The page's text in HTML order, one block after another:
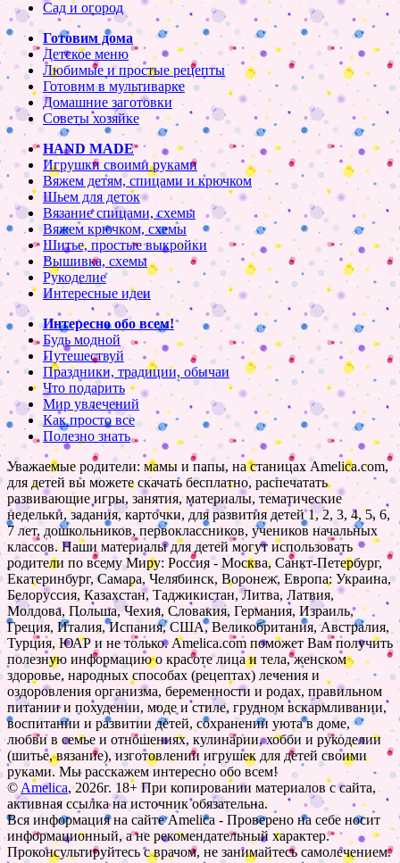
Сад и огород
Готовим дома
Детское меню
Любимые и простые рецепты
Готовим в мультиварке
Домашние заготовки
Советы хозяйке
HAND MADE
Игрушки своими руками
Вяжем детям, спицами и крючком
Шьем для деток
Вязание спицами, схемы
Вяжем крючком, схемы
Шитье, простые выкройки
Вышивка, схемы
Рукоделие
Интересные идеи
Интересно обо всем!
Будь модной
Путешествуй
Праздники, традиции, обычаи
Что подарить
Мир увлечений
Как просто все
Полезно знать
Уважаемые родители: мамы и папы, на станицах Amelica.com,
для детей вы можете скачать бесплатно, распечатать
развивающие игры, занятия, материалы, тематические
недельки, задания, карточки, для развития детей 1, 2, 3, 4, 5, 6,
7 лет, дошкольников, первоклассников, учеников начальных
классов. Наши материалы для детей могут использовать
родители по всему Миру: Россия - Москва, Санкт-Петербург,
Екатеринбург, Самара, Челябинск, Воронеж, Европа: Украина,
Белоруссия, Казахстан, Таджикистан, Литва, Латвия,
Молдова, Польша, Чехия, Словакия, Германия, Израиль,
Греция, Италия, Испания, США, Великобритания, Австралия,
Турция, ЮАР и не только. Amelica.com поможет Вам получить
полезную информацию о красоте лица и тела, женском
здоровье, народных способах (рецептах) лечения и
оздоровления организма, беременности и родах, правильном
питании и похудении, моде и стиле, грудном вскармливании,
воспитании и развитии детей, сохранении уюта в доме,
любви в семье и отношениях, кулинарии, хобби и рукоделии
(шитье, вязание), изготовлении игрушек для детей своими
руками. Мы расскажем интересно обо всем!
© Amelica, 2026г. 18+ При копировании материалов с сайта,
активная ссылка на источник обязательна.
Вся информация на сайте Amelica - Проверено на себе носит
информационный, а не рекомендательный характер.
Проконсультируйтесь с врачом, не занимайтесь самолечением.